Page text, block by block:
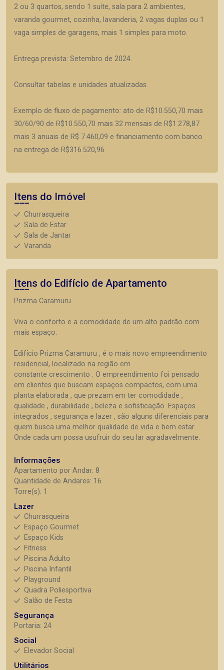
2 ou 3 quartos, sendo 1 suíte, sala para 2 ambientes,
varanda gourmet, cozinha, lavanderia, 2 vagas duplas ou 1
vaga simples de garagens, mais 1 simples para moto.
Entrega prevista: Setembro de 2024.
Consultar tabelas e unidades atualizadas.
Exemplo de fluxo de pagamento: ato de R$10.550,70 mais
30/60/90 de R$10.550,70 mais 32 mensais de R$1.278,87
mais 3 anuais de R$ 7.460,09 e financiamento com banco
na entrega de R$316.520,96
Itens do Imóvel
Churrasqueira
Sala de Estar
Sala de Jantar
Varanda
Itens do Edifício de Apartamento
Prizma Caramuru
Viva o conforto e a comodidade de um alto padrão com
mais espaço.
Edifício Prizma Caramuru , é o mais novo empreendimento
residencial, localizado na região em
constante crescimento . O empreendimento foi pensado
em clientes que buscam espaços compactos, com uma
planta elaborada , que prezam em ter comodidade ,
qualidade , durabilidade , beleza e sofisticação. Espaços
integrados , segurança e lazer , são alguns diferenciais para
quem busca uma melhor qualidade de vida e bem estar .
Onde cada um possa usufruir do seu lar agradavelmente.
Informações
Apartamento por Andar: 8
Quantidade de Andares: 16
Torre(s): 1
Lazer
Churrasqueira
Espaço Gourmet
Espaço Kids
Fitness
Piscina Adulto
Piscina Infantil
Playground
Quadra Poliesportiva
Salão de Festa
Segurança
Portaria: 24
Social
Elevador Social
Utilitários